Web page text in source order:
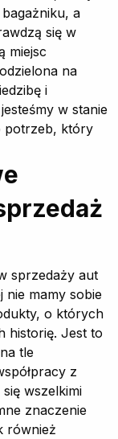
a
się w
miejsc
na
i
w stanie
potrzeb, który
sprzedaży aut
nie mamy sobie
o których
historię. Jest to
tle
z
wszelkimi
znaczenie
również